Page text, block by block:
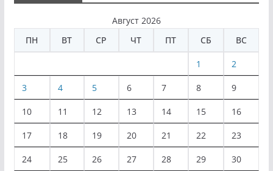
Август 2026
ПН
ВТ СР ЧТ ПТ СБ ВС
1 2
3 4 5 6 7 8 9
10 11 12 13 14 15 16
17 18 19 20 21 22 23
24 25 26 27 28 29 30